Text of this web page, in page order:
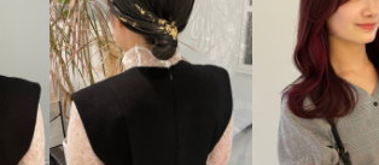
#LONG #MEDIUM